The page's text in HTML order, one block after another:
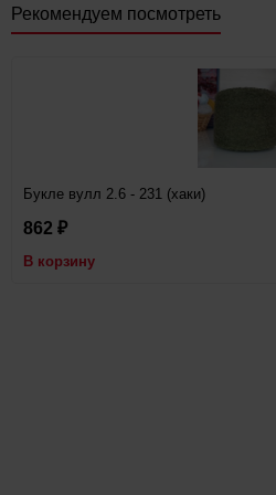
Рекомендуем посмотреть
Букле вулл 2.6 - 231 (хаки)
862 ₽
В корзину